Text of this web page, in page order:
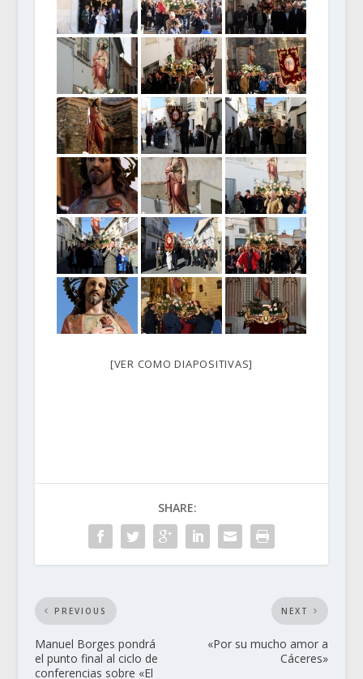
[VER COMO DIAPOSITIVAS]
SHARE:
PREVIOUS
Manuel Borges pondrá
el punto final al ciclo de
conferencias sobre «El
NEXT
«Por su mucho amor a
Cáceres»